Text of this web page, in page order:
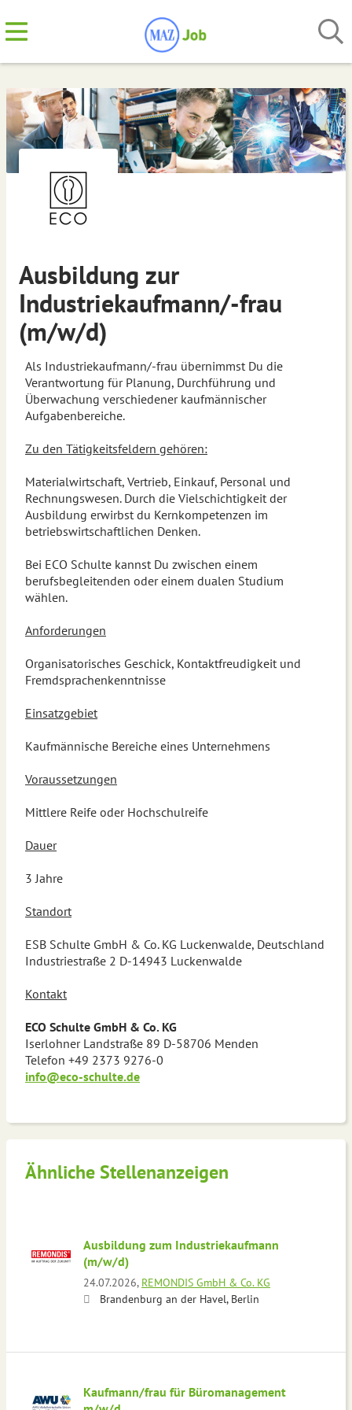
Ausbildung zur
Industriekaufmann/-frau
(m/w/d)
Als Industriekaufmann/-frau übernimmst Du die
Verantwortung für Planung, Durchführung und
Überwachung verschiedener kaufmännischer
Aufgabenbereiche.
Zu den Tätigkeitsfeldern gehören:
Materialwirtschaft, Vertrieb, Einkauf, Personal und
Rechnungswesen. Durch die Vielschichtigkeit der
Ausbildung erwirbst du Kernkompetenzen im
betriebswirtschaftlichen Denken.
Bei ECO Schulte kannst Du zwischen einem
berufsbegleitenden oder einem dualen Studium
wählen.
Anforderungen
Organisatorisches Geschick, Kontaktfreudigkeit und
Fremdsprachenkenntnisse
Einsatzgebiet
Kaufmännische Bereiche eines Unternehmens
Voraussetzungen
Mittlere Reife oder Hochschulreife
Dauer
3 Jahre
Standort
ESB Schulte GmbH & Co. KG Luckenwalde, Deutschland
Industriestraße 2 D-14943 Luckenwalde
Kontakt
ECO Schulte GmbH & Co. KG
Iserlohner Landstraße 89 D-58706 Menden
Telefon +49 2373 9276-0
info@eco-schulte.de
Ähnliche Stellenanzeigen
Ausbildung zum Industriekaufmann
(m/w/d)
24.07.2026, REMONDIS GmbH & Co. KG
Brandenburg an der Havel, Berlin
Kaufmann/frau für Büromanagement